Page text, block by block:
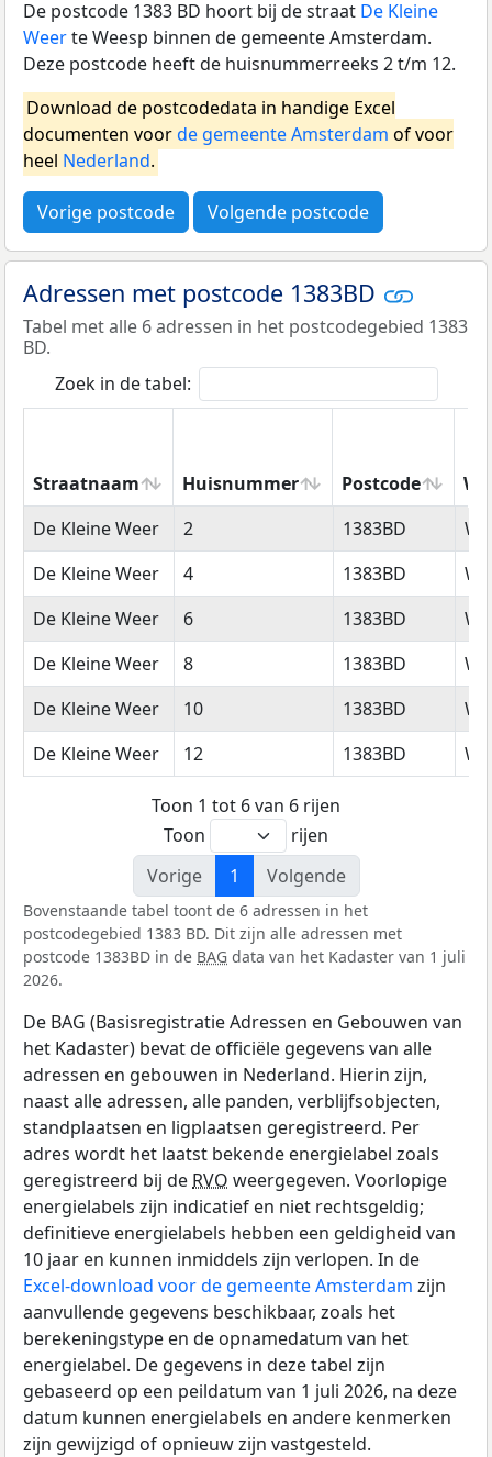
De postcode 1383 BD hoort bij de straat De Kleine
Weerte Weesp binnen de gemeente Amsterdam.
Deze postcode heeft de huisnummerreeks 2 t/m 12.
Download de postcodedata in handige Excel
documenten voorde gemeente Amsterdam of voor
heel Nederland.
Vorige postcode Volgende postcode
Adressen met postcode 1383BD
Tabel met alle 6 adressen in het postcodegebied 1383
BD.
Zoek in de tabel:
Straatnaam Huisnummer Postcode
Straatnaam
Huisnummer Postcode
De Kleine Weer 2 1383BD
De Kleine Weer
4 1383BD
De Kleine Weer
6 1383BD
De Kleine Weer
8 1383BD
De Kleine Weer
10 1383BD
De Kleine Weer
12 1383BD
Toon 1 tot 6 van 6 rijen
Toon
rijen
Vorige
1 Volgende
Bovenstaande tabel toont de 6 adressen in het
postcodegebied 1383 BD. Dit zijn alle adressen met
postcode 1383BD in de BAG data van het Kadaster van 1 juli
2026.
De BAG (Basisregistratie Adressen en Gebouwen van
het Kadaster) bevat de officiële gegevens van alle
adressen en gebouwen in Nederland. Hierin zijn,
naast alle adressen, alle panden, verblijfsobjecten,
standplaatsen en ligplaatsen geregistreerd. Per
adres wordt het laatst bekende energielabel zoals
geregistreerd bij de RVO weergegeven. Voorlopige
energielabels zijn indicatief en niet rechtsgeldig;
definitieve energielabels hebben een geldigheid van
10 jaar en kunnen inmiddels zijn verlopen. In de
Excel-download voor de gemeente Amsterdam zijn
aanvullende gegevens beschikbaar, zoals het
berekeningstype en de opnamedatum van het
energielabel. De gegevens in deze tabel zijn
gebaseerd op een peildatum van 1 juli 2026, na deze
datum kunnen energielabels en andere kenmerken
zijn gewijzigd of opnieuw zijn vastgesteld.